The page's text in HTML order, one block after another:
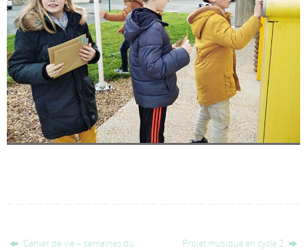
Cahier de vie – semaines du
Projet musique en cycle 2